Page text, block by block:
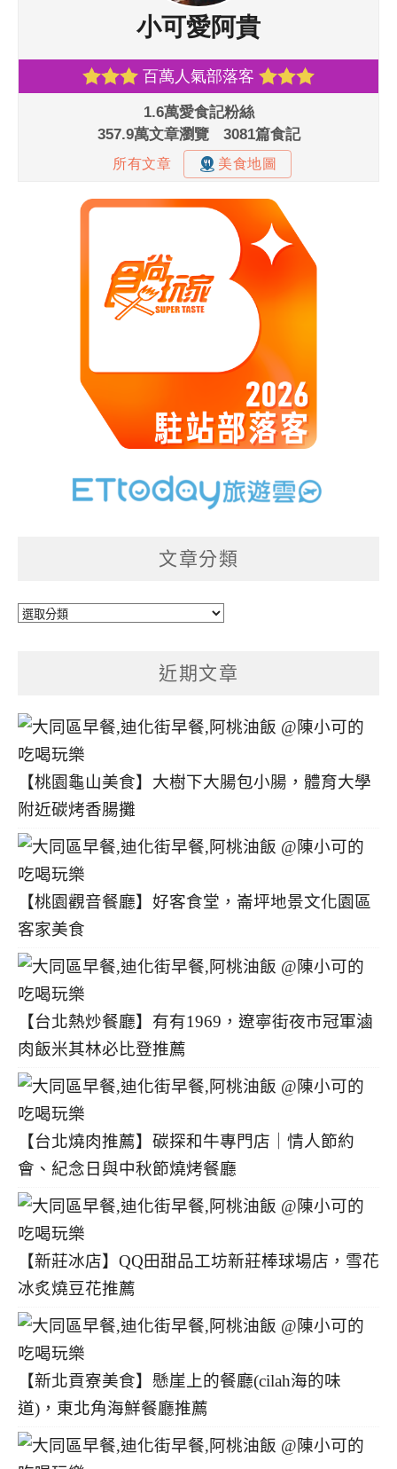
文章分類
文
近期文章
【桃園龜山美食】大樹下大腸包小腸，體育大學
附近碳烤香腸攤
【桃園觀音餐廳】好客食堂，崙坪地景文化園區
客家美食
【台北熱炒餐廳】有有1969，遼寧街夜市冠軍滷
肉飯米其林必比登推薦
【台北燒肉推薦】碳探和牛專門店｜情人節約
會、紀念日與中秋節燒烤餐廳
【新莊冰店】QQ田甜品工坊新莊棒球場店，雪花
冰炙燒豆花推薦
【新北貢寮美食】懸崖上的餐廳(cilah海的味
道)，東北角海鮮餐廳推薦